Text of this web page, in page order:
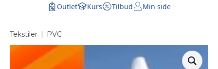
Outlet Kurs Tilbud Min side
Tekstiler | PVC